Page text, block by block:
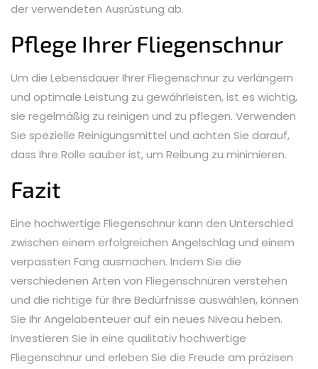
der verwendeten Ausrüstung ab.
Pflege Ihrer Fliegenschnur
Um die Lebensdauer Ihrer Fliegenschnur zu verlängern
und optimale Leistung zu gewährleisten, ist es wichtig,
sie regelmäßig zu reinigen und zu pflegen. Verwenden
Sie spezielle Reinigungsmittel und achten Sie darauf,
dass Ihre Rolle sauber ist, um Reibung zu minimieren.
Fazit
Eine hochwertige Fliegenschnur kann den Unterschied
zwischen einem erfolgreichen Angelschlag und einem
verpassten Fang ausmachen. Indem Sie die
verschiedenen Arten von Fliegenschnüren verstehen
und die richtige für Ihre Bedürfnisse auswählen, können
Sie Ihr Angelabenteuer auf ein neues Niveau heben.
Investieren Sie in eine qualitativ hochwertige
Fliegenschnur und erleben Sie die Freude am präzisen